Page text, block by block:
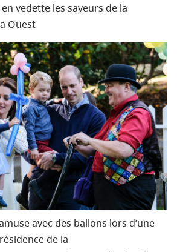
vedette les saveurs de la
Ouest
avec des ballons lors d’une
de la